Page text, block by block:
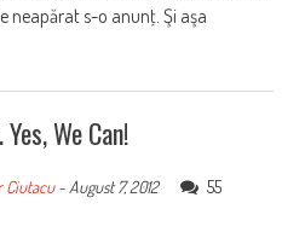
neapărat s-o anunţ. Şi aşa
We Can!
Ciutacu- August 7, 2012
55